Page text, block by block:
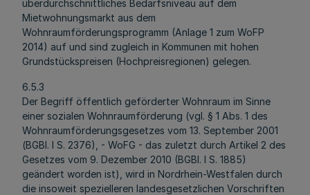
überdurchschnittliches Bedarfsniveau auf dem
Mietwohnungsmarkt aus dem
Wohnraumförderungsprogramm (Anlage 1 zum WoFP
2014) auf und sind zugleich in Kommunen mit hohen
Grundstückspreisen (Hochpreisregionen) gelegen.
6.5.3
Der Begriff öffentlich geförderter Wohnraum im Sinne
einer sozialen Wohnraumförderung (vgl. § 1 Abs. 1 des
Wohnraumförderungsgesetzes vom 13. September 2001
(BGBl. I S. 2376), - WoFG - das zuletzt durch Artikel 2 des
Gesetzes vom 9. Dezember 2010 (BGBl. I S. 1885)
geändert worden ist), wird in Nordrhein-Westfalen durch
die insoweit spezielleren landesgesetzlichen Vorschriften